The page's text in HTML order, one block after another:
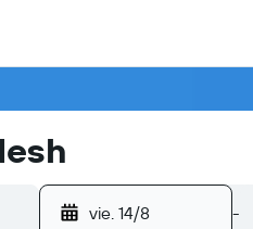
vie. 14/8 -